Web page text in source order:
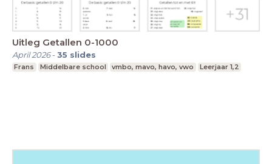
Uitleg Getallen 0-1000
April 2026-35 slides
Frans Middelbare school vmbo, mavo, havo, vwo Leerjaar 1,2